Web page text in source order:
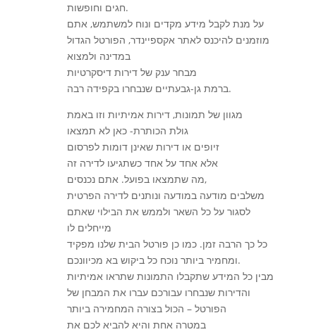
חגים וחופשות.
על מנת לקבל מידע מקדים ונוח למשתמש, אתם
מוזמנים להיכנס לאתר אקספיינדר, הפורטל הגדול
במדינה ולמצוא
מבחר ענק של דירות דיסקרטיות
ברמת גן-גבעתיים שנבחרו בקפידה רבה.
מגוון של תמונות, דירות אמיתיות וזו באמת
גולת הכותרת- כאן לא תמצאו
זיופים או דירות שאינן דומות לפרסום
אלא אחד על אחד כשתגיעו לדירה זה
מה שתמצאו בפועל. אתם נכנסים,
משלבים מודעה במודעה ונותנים לדירה הפרטית
לסגור על כל השאר ולממש את הבילוי שאתם
מייחלים לו
כל כך הרבה זמן. כמו כן פורטל הבית שלנו מפקיד
ומחמיר ביותר נוכח כל ביקוש בא מכיוונכם.
מבין כל המידע שתקבלו התמונות שתראו אמיתיות
והדירות שנבחרו עבורכם עברו את המבחן של
הפורטל – הכול בצורה המחמירה ביותר
במטרה אחת והיא להביא לכם את